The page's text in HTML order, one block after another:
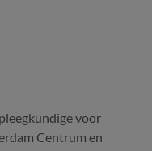
voor
Centrum en